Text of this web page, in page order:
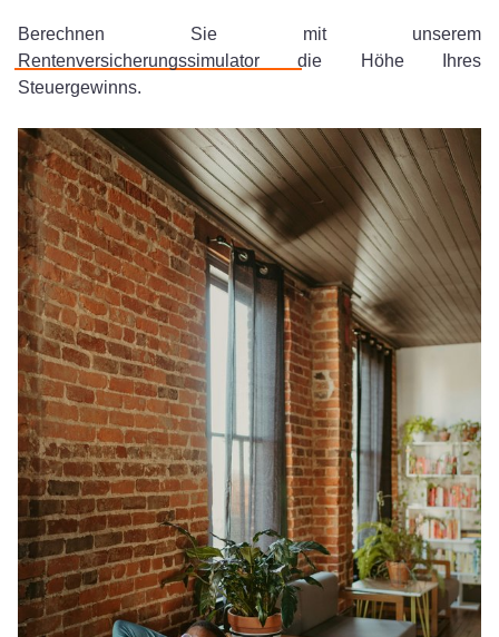
Berechnen Sie mit unserem
Rentenversicherungssimulatordie Höhe Ihres
Steuergewinns.